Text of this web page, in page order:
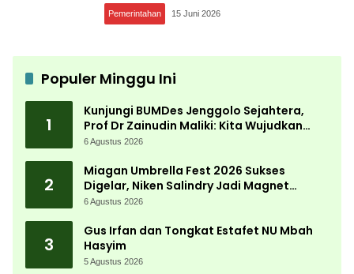
Pemerintahan 15 Juni 2026
Populer Minggu Ini
1
Kunjungi BUMDes Jenggolo Sejahtera,
Prof Dr Zainudin Maliki: Kita Wujudkan
Kemandirian Ekonomi dengan Potensi
6 Agustus 2026
2
Miagan Umbrella Fest 2026 Sukses
Digelar, Niken Salindry Jadi Magnet
Ribuan Pengunjung
6 Agustus 2026
3
Gus Irfan dan Tongkat Estafet NU Mbah
Hasyim
5 Agustus 2026